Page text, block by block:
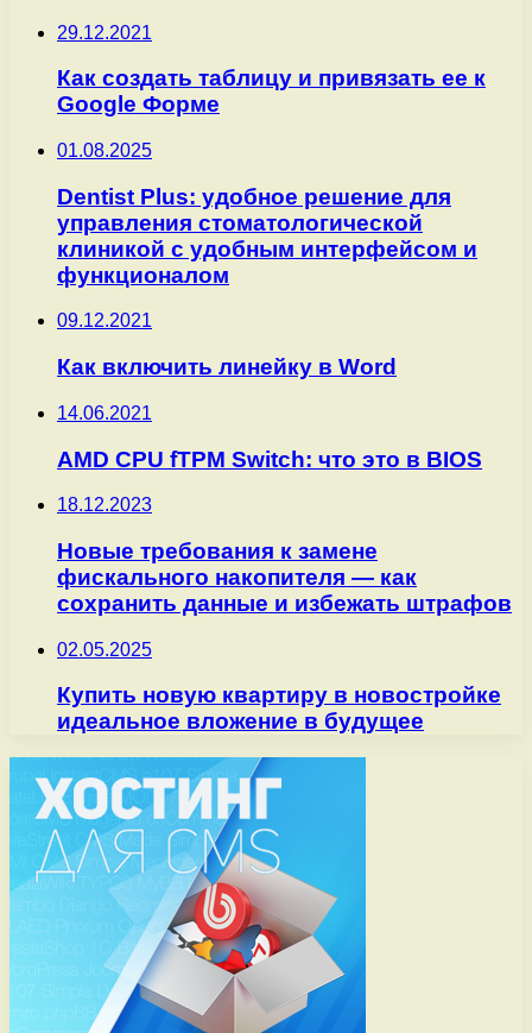
29.12.2021
Как создать таблицу и привязать ее к
Google Форме
01.08.2025
Dentist Plus: удобное решение для
управления стоматологической
клиникой с удобным интерфейсом и
функционалом
09.12.2021
Как включить линейку в Word
14.06.2021
AMD CPU fTPM Switch: что это в BIOS
18.12.2023
Новые требования к замене
фискального накопителя — как
сохранить данные и избежать штрафов
02.05.2025
Купить новую квартиру в новостройке
идеальное вложение в будущее